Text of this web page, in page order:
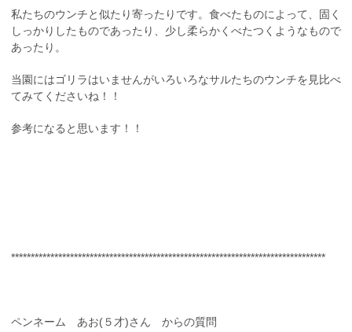
私たちのウンチと似たり寄ったりです。食べたものによって、固く
しっかりしたものであったり、少し柔らかくべたつくようなもので
あったり。
当園にはゴリラはいませんがいろいろなサルたちのウンチを見比べ
てみてくださいね！！
参考になると思います！！
********************************************************************************
ペンネーム あお(５才)さん からの質問